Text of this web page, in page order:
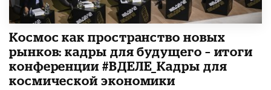
Космос как пространство новых
рынков: кадры для будущего – итоги
конференции #ВДЕЛЕ_Кадры для
космической экономики